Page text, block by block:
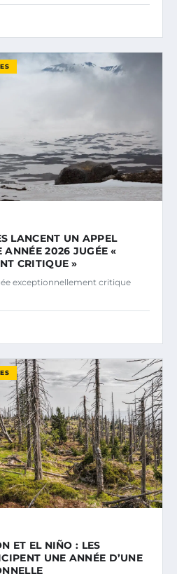
LANCENT UN APPEL
ANNÉE 2026 JUGÉE «
CRITIQUE »
exceptionnellement critique
ET EL NIÑO : LES
UNE ANNÉE D’UNE